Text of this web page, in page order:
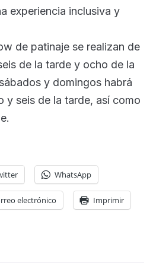
experiencia inclusiva y
de patinaje se realizan de
de la tarde y ocho de la
y domingos habrá
y seis de la tarde, así como
WhatsApp
electrónico Imprimir